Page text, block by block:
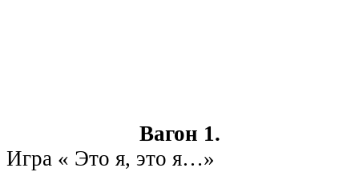
Вагон 1.
Игра « Это я, это я…»